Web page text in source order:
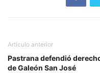
Artículo anterior
Pastrana defendió
de Galeón San José